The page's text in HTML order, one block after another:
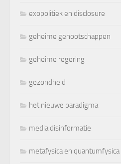
exopolitiek en disclosure
geheime genootschappen
geheime regering
gezondheid
het nieuwe paradigma
media disinformatie
metafysica en quantumfysica